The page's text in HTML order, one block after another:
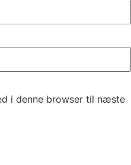
i denne browser til næste